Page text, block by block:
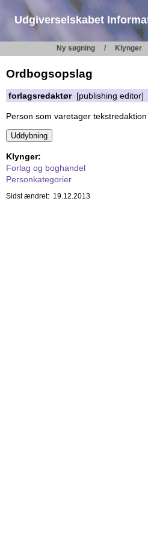
Udgiverselskabet
Ny søgning Klynger
Ordbogsopslag
forlagsredaktør[publishing editor]
Person som varetager
Klynger:
Forlag og boghandel
Personkategorier
Sidst ændret: 19.12.2013